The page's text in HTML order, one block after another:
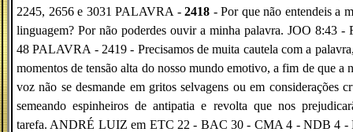
2245, 2656 e 3031 PALAVRA -2418 - Por que não entendeis a
linguagem? Por não poderdes ouvir a minha palavra. JOO 8:43 -
48 PALAVRA - 2419 - Precisamos de muita cautela com a
momentos de tensão alta do nosso mundo emotivo, a fim de que a
voz não se desmande em gritos selvagens ou em considerações
semeando espinheiros de antipatia e revolta que nos
tarefa. ANDRÉ LUIZ em ETC 22 - BAC 30 - CMA 4 - NDB 4 -